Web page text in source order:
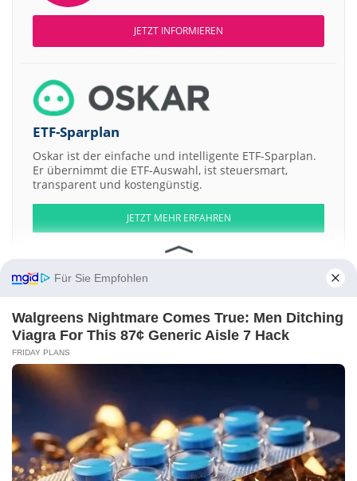
JETZT INFORMIEREN
ETF-Sparplan
Oskar ist der einfache und intelligente ETF-Sparplan.
Er übernimmt die ETF-Auswahl, ist steuersmart,
transparent und kostengünstig.
JETZT MEHR ERFAHREN
Aktien ATX DAX EuroStoxx 50 Dow Jones NASDAQ 100
Nikkei 225
S&P 500
United Overseas Insurance LtdShs
Depositary Interest
Kontakt-Impressum-Werbung-Barrierefreiheit
Sitemap-Datenschutz-Disclaimer-AGB-Privatsphäre-Einstellungen
Für Sie Empfohlen
Walgreens Nightmare Comes True: Men Ditching
Viagra For This 87¢ Generic Aisle 7 Hack
FRIDAY PLANS